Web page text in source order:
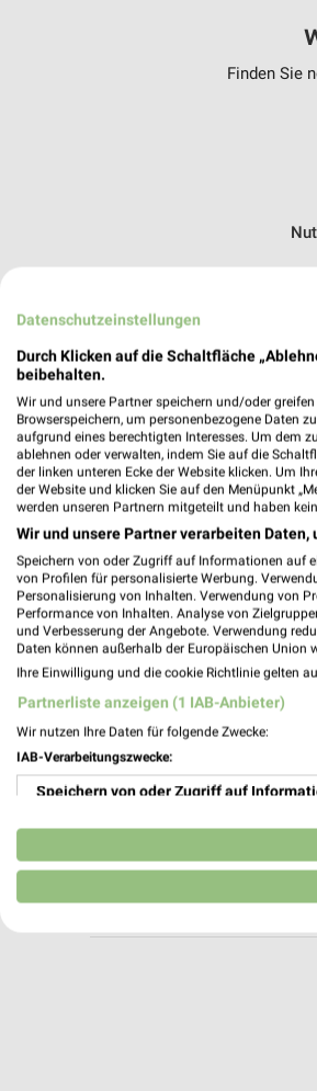
Finden Sie
DELKER Optik
Hauptstraße 71
69117 Heidelberg
Heute 09:30 -
477,36 km
mona&lisa
Heute 09:00 -
Datenschutzeinstellungen
Durch Klicken auf die Schaltfläche
beibehalten.
Wir und unsere Partner speichern und/oder
Browserspeichern, um personenbezogene Daten
aufgrund eines berechtigten Interesses. Um dem
ablehnen oder verwalten, indem Sie auf die
der linken unteren Ecke der Website klicken. Um
der Website und klicken Sie auf den Menüpunkt
werden unseren Partnern mitgeteilt und haben
Wir und unsere Partner verarbeiten
Speichern von oder Zugriff auf Informationen auf
von Profilen für personalisierte Werbung.
Personalisierung von Inhalten. Verwendung von
Performance von Inhalten. Analyse von
und Verbesserung der Angebote. Verwendung
Daten können außerhalb der Europäischen Union
Ihre Einwilligung und die cookie Richtlinie gelten
Partnerliste anzeigen (1 IAB-Anbieter)
Wir nutzen Ihre Daten für folgende Zwecke:
IAB-Verarbeitungszwecke:
Speichern von oder Zugriff auf
Verwendung reduzierter Daten zur
Erstellung von Profilen für